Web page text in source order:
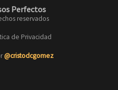
Perfectos
reservados
de Privacidad
@cristodcgomez